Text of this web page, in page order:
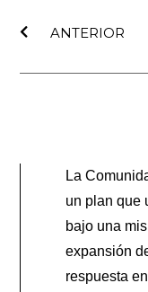
ANTERIOR
La
un plan que
bajo una
expansión
respuesta